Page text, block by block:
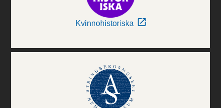
Kvinnohistoriska